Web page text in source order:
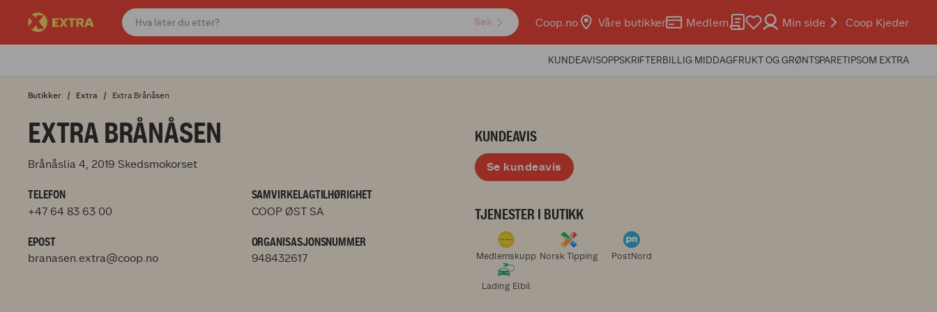
Søk Coop.no Våre butikker Medlem Min side Coop Kjeder
KUNDEAVISOPPSKRIFTERBILLIG MIDDAGFRUKT OG GRØNTSPARETIPSOM EXTRA
Butikker Extra Extra Brånåsen
EXTRA BRÅNÅSEN
Brånåslia 4, 2019 Skedsmokorset
TELEFON
+47 64 83 63 00
EPOST
branasen.extra@coop.no
SAMVIRKELAGTILHØRIGHET
COOP ØST SA
ORGANISASJONSNUMMER
948432617
KUNDEAVIS
Se kundeavis
TJENESTER I BUTIKK
Medlemskupp Norsk Tipping PostNord
Lading Elbil